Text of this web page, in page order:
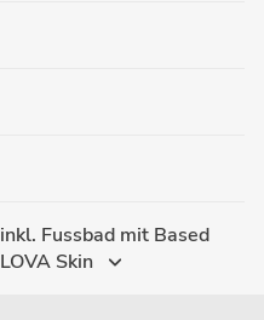
Salz , Kräuter + Säure Pilling LOVA Skin